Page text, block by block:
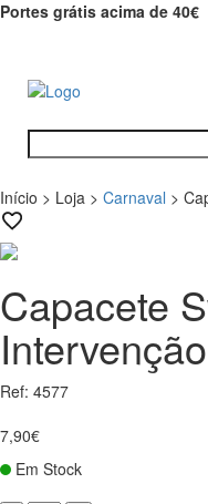
Portes grátis acima de 40€
Início > Loja > Carnaval >
Capacete
Ref: 4577
7,90€
Em Stock